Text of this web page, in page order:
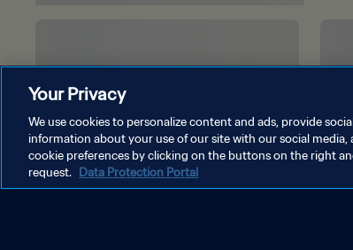
Your Privacy
We use cookies to personalize content and ads, provide
information about your use of our site with our social
cookie preferences by clicking on the buttons on the right
request. Data Protection Portal